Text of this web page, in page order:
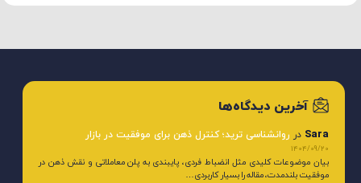
آخرین دیدگاه‌ها
Sara در روانشناسی ترید؛ کنترل ذهن برای موفقیت در بازار
1404/09/20
بیان موضوعات کلیدی مثل انضباط فردی، پایبندی به پلن معاملاتی و نقش ذهن در
موفقیت بلندمدت، مقاله را بسیار کاربردی…